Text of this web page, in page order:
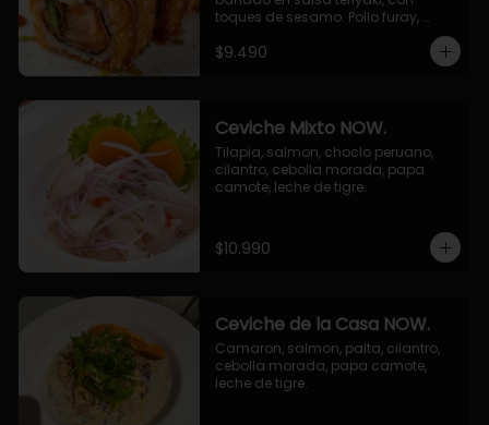
toques de sesamo. Pollo furay,
queso, champiñon furay, cebollin.
$9.490
Ceviche Mixto NOW.
Tilapia, salmon, choclo peruano,
cilantro, cebolla morada, papa
camote, leche de tigre.
$10.990
Ceviche de la Casa NOW.
Camaron, salmon, palta, cilantro,
cebolla morada, papa camote,
leche de tigre.